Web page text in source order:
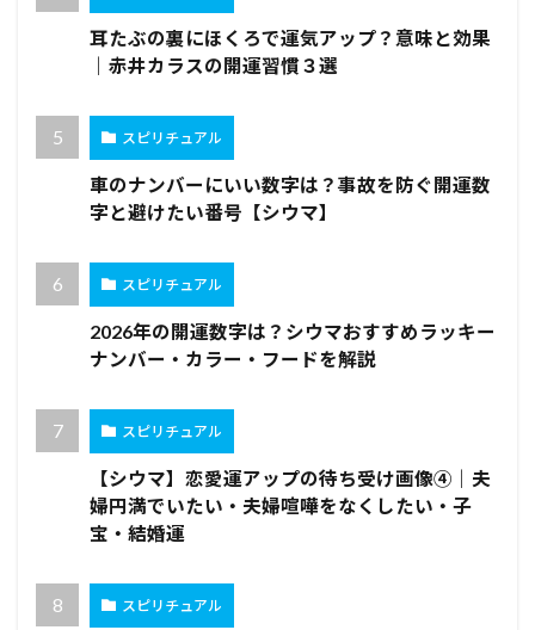
耳たぶの裏にほくろで運気アップ？意味と効果
｜赤井カラスの開運習慣３選
スピリチュアル
車のナンバーにいい数字は？事故を防ぐ開運数
字と避けたい番号【シウマ】
スピリチュアル
2026年の開運数字は？シウマおすすめラッキー
ナンバー・カラー・フードを解説
スピリチュアル
【シウマ】恋愛運アップの待ち受け画像④｜夫
婦円満でいたい・夫婦喧嘩をなくしたい・子
宝・結婚運
スピリチュアル